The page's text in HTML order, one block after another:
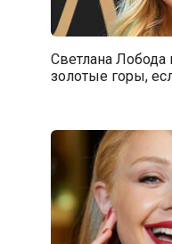
Светлана Лобода
золотые горы,